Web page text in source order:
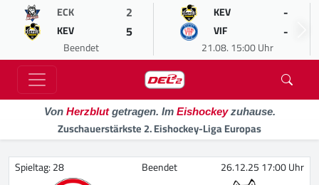
ECK 2
KEV 5
Beendet
KEV -
VIF -
21.08. 15:00 Uhr
Von Herzblutgetragen. Im Eishockeyzuhause.
Zuschauerstärkste 2. Eishockey-Liga Europas
Spieltag: 28 Beendet 26.12.25 17:00 Uhr